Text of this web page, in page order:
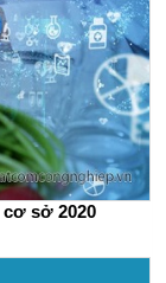
sở 2020